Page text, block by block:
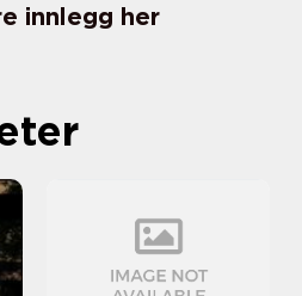
innlegg her